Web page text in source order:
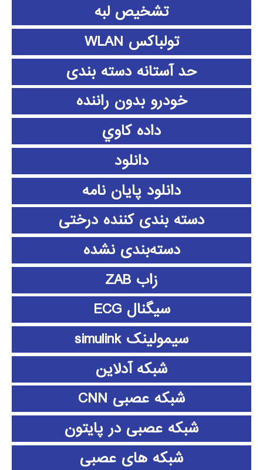
تشخیص لبه
تولباکس WLAN
حد آستانه دسته بندی
خودرو بدون راننده
داده كاوي
دانلود
دانلود پايان نامه
دسته بندی کننده درختی
دسته‌بندی نشده
زاب ZAB
سیگنال ECG
سیمولینک simulink
شبکه آدلاین
شبکه عصبی CNN
شبکه عصبی در پایتون
شبکه های عصبی